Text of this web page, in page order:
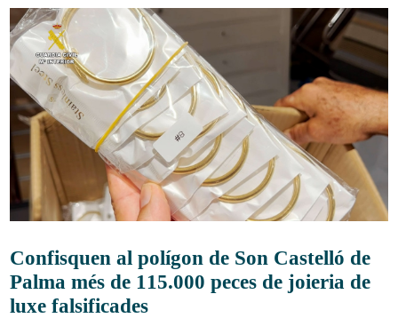
Confisquen al polígon de Son Castelló de
Palma més de 115.000 peces de joieria de
luxe falsificades